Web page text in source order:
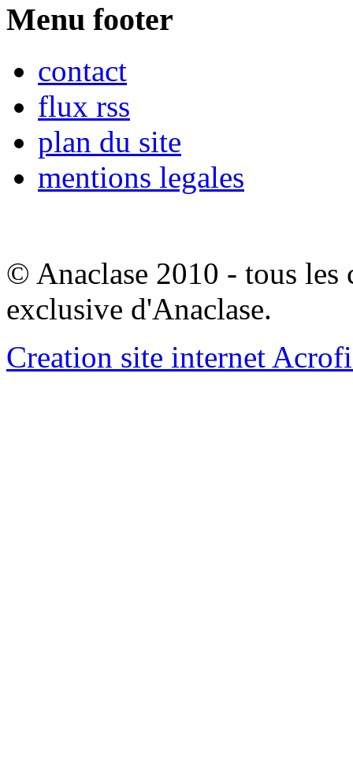
Menu footer
contact
flux rss
plan du site
mentions legales
© Anaclase 2010 - tous les
exclusive d'Anaclase.
Creation site internet